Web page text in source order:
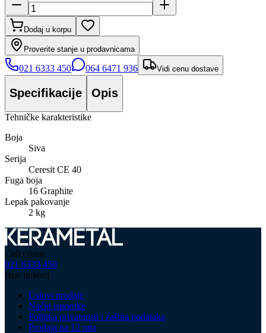
Dodaj u korpu
Proverite stanje u prodavnicama
021 6333 450 064 6471 936 Vidi cenu dostave
Specifikacije Opis
Tehničke karakteristike
Boja
Siva
Serija
Ceresit CE 40
Fuga boja
16 Graphite
Lepak pakovanje
2 kg
Call centar
021 6333 450
Brzi linkovi
Uslovi prodaje
Način isporuke
Politika privatnosti i zaštita podataka
Prodaja na 12 rata